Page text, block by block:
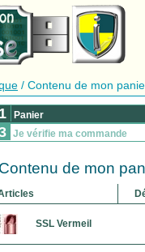
/ Contenu de mon
1 Panier
Je vérifie ma commande
Contenu de mon
SSL Vermeil